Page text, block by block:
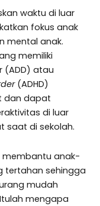
waktu di luar
fokus anak
mental anak.
memiliki
(ADD) atau
(ADHD)
dan dapat
di luar
saat di sekolah.
membantu anak-
tertahan sehingga
mudah
mengapa